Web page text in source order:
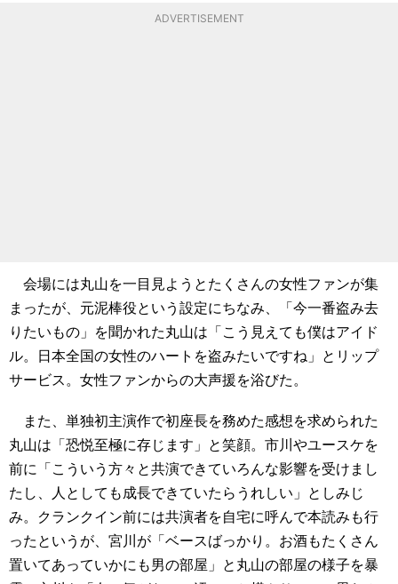
ADVERTISEMENT
会場には丸山を一目見ようとたくさんの女性ファンが集
まったが、元泥棒役という設定にちなみ、「今一番盗み去
りたいもの」を聞かれた丸山は「こう見えても僕はアイド
ル。日本全国の女性のハートを盗みたいですね」とリップ
サービス。女性ファンからの大声援を浴びた。
また、単独初主演作で初座長を務めた感想を求められた
丸山は「恐悦至極に存じます」と笑顔。市川やユースケを
前に「こういう方々と共演できていろんな影響を受けまし
たし、人としても成長できていたらうれしい」としみじ
み。クランクイン前には共演者を自宅に呼んで本読みも行
ったというが、宮川が「ベースばっかり。お酒もたくさん
置いてあっていかにも男の部屋」と丸山の部屋の様子を暴